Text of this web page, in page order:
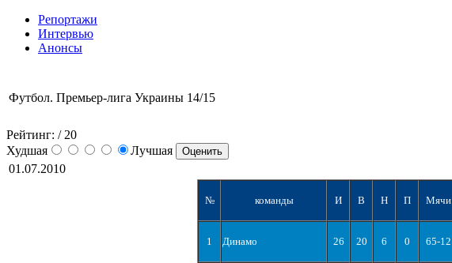
Репортажи
Интервью
Анонсы
Футбол. Премьер-лига Украины 14/15
Рейтинг: / 20
Худшая
Лучшая
01.07.2010
№ команды И В Н П Мячи
1 Динамо 26 20 6 0 65-12